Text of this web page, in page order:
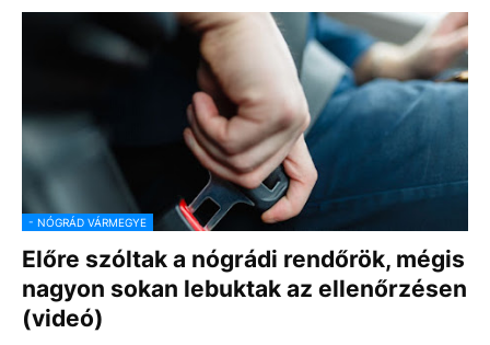
- NÓGRÁD VÁRMEGYE
Előre szóltak a nógrádi rendőrök, mégis
nagyon sokan lebuktak az ellenőrzésen
(videó)